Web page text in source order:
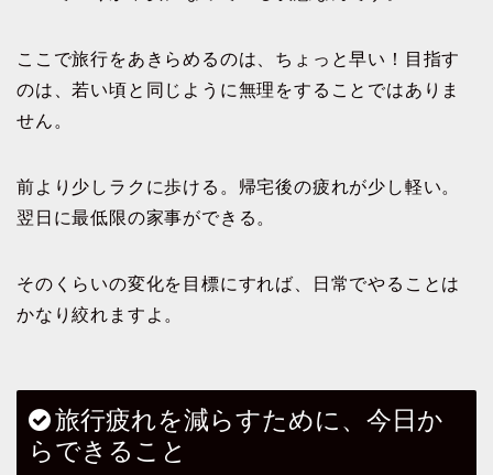
ここで旅行をあきらめるのは、ちょっと早い！目指す
のは、若い頃と同じように無理をすることではありま
せん。
前より少しラクに歩ける。帰宅後の疲れが少し軽い。
翌日に最低限の家事ができる。
そのくらいの変化を目標にすれば、日常でやることは
かなり絞れますよ。
旅行疲れを減らすために、今日か
らできること